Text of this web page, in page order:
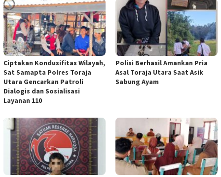
Ciptakan Kondusifitas Wilayah,
Sat Samapta Polres Toraja
Utara Gencarkan Patroli
Dialogis dan Sosialisasi
Layanan 110
Polisi Berhasil Amankan Pria
Asal Toraja Utara Saat Asik
Sabung Ayam